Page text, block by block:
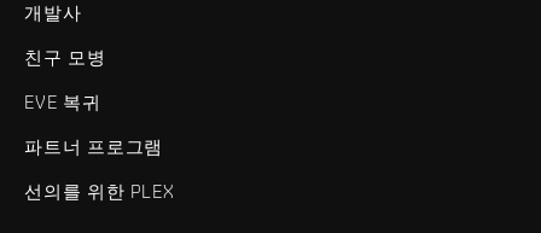
개발사
친구 모병
EVE 복귀
파트너 프로그램
선의를 위한 PLEX